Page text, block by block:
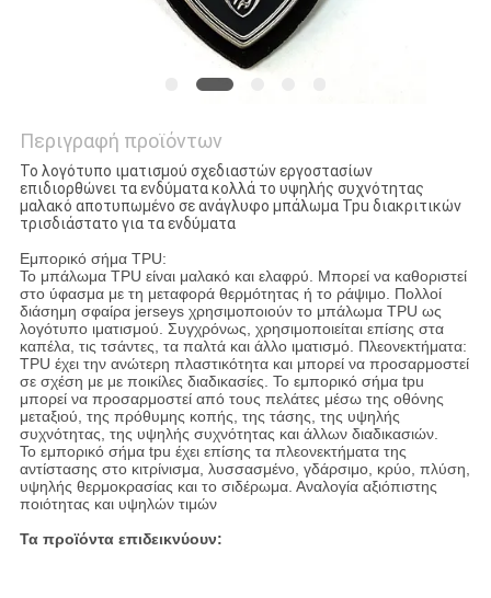
Περιγραφή προϊόντων
Το λογότυπο ιματισμού σχεδιαστών εργοστασίων
επιδιορθώνει τα ενδύματα κολλά το υψηλής συχνότητας
μαλακό αποτυπωμένο σε ανάγλυφο μπάλωμα Tpu διακριτικών
τρισδιάστατο για τα ενδύματα
Εμπορικό σήμα TPU:
Το μπάλωμα TPU είναι μαλακό και ελαφρύ. Μπορεί να καθοριστεί
στο ύφασμα με τη μεταφορά θερμότητας ή το ράψιμο. Πολλοί
διάσημη σφαίρα jerseys χρησιμοποιούν το μπάλωμα TPU ως
λογότυπο ιματισμού. Συγχρόνως, χρησιμοποιείται επίσης στα
καπέλα, τις τσάντες, τα παλτά και άλλο ιματισμό. Πλεονεκτήματα:
TPU έχει την ανώτερη πλαστικότητα και μπορεί να προσαρμοστεί
σε σχέση με με ποικίλες διαδικασίες. Το εμπορικό σήμα tpu
μπορεί να προσαρμοστεί από τους πελάτες μέσω της οθόνης
μεταξιού, της πρόθυμης κοπής, της τάσης, της υψηλής
συχνότητας, της υψηλής συχνότητας και άλλων διαδικασιών.
Το εμπορικό σήμα tpu έχει επίσης τα πλεονεκτήματα της
αντίστασης στο κιτρίνισμα, λυσσασμένο, γδάρσιμο, κρύο, πλύση,
υψηλής θερμοκρασίας και το σιδέρωμα. Αναλογία αξιόπιστης
ποιότητας και υψηλών τιμών
Τα προϊόντα επιδεικνύουν: